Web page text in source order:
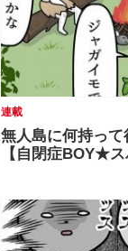
連載
無人島に何持っ
【自閉症BOY★ス